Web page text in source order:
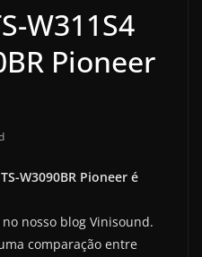
W311S4
Pioneer
W3090BR Pioneer é
nosso blog Vinisound.
comparação entre